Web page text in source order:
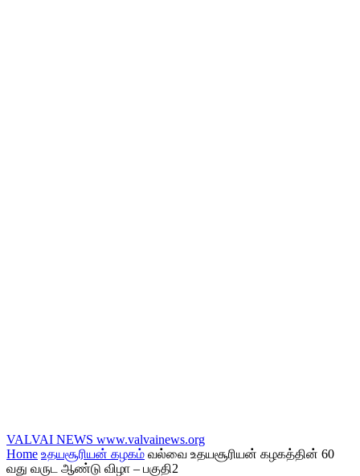
VALVAI NEWS www.valvainews.org
Home உதயசூரியன் கழகம் வல்வை உதயசூரியன் கழகத்தின் 60
வது வருட ஆண்டு விழா – பகுதி2